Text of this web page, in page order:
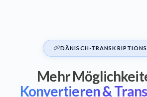
DÄNISCH-
Mehr
Konvertieren &